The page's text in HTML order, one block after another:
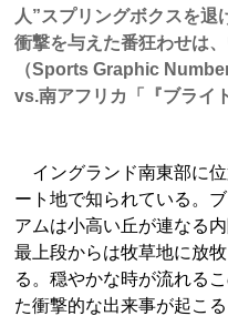
人”スプリングボクスを退
衝撃を与えた番狂わせは
（Sports Graphic
vs.南アフリカ「『ブライ
イングランド南東部に
ート地で知られている。
アムは小高い丘が連なる
最上段からは牧草地に放
る。穏やかな時が流れる
た衝撃的な出来事が起こ